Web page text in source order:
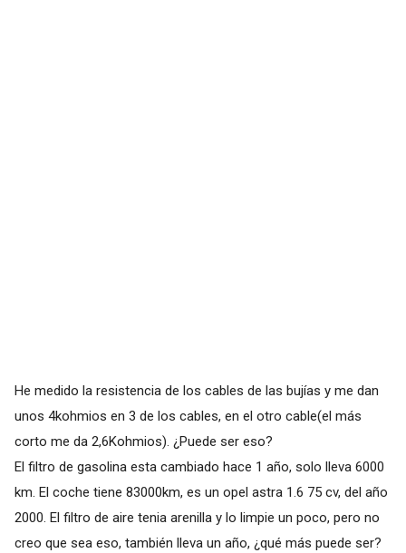
He medido la resistencia de los cables de las bujías y me dan
unos 4kohmios en 3 de los cables, en el otro cable(el más
corto me da 2,6Kohmios). ¿Puede ser eso?
El filtro de gasolina esta cambiado hace 1 año, solo lleva 6000
km. El coche tiene 83000km, es un opel astra 1.6 75 cv, del año
2000. El filtro de aire tenia arenilla y lo limpie un poco, pero no
creo que sea eso, también lleva un año, ¿qué más puede ser?